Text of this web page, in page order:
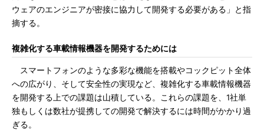
ウェアのエンジニアが密接に協力して開発する必要がある」と指
摘する。
複雑化する車載情報機器を開発するためには
スマートフォンのような多彩な機能を搭載やコックピット全体
への広がり、そして安全性の実現など、複雑化する車載情報機器
を開発する上での課題は山積している。これらの課題を、1社単
独もしくは数社が提携しての開発で解決するには時間がかかり過
ぎる。